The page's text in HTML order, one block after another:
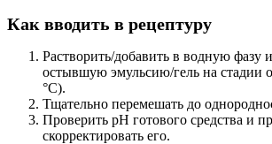
Как вводить в рецептуру
Растворить/добавить в водную фазу
остывшую эмульсию/гель на стадии
°C).
Тщательно перемешать до
Проверить pH готового средства и
скорректировать его.